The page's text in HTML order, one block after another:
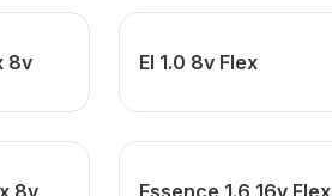
8v El 1.0 8v Flex
8v Essence 1.6 16v Flex